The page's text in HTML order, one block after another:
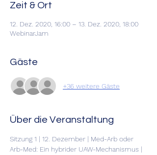
Zeit & Ort
12. Dez. 2020, 16:00 – 13. Dez. 2020, 18:00
WebinarJam
Gäste
+36 weitere Gäste
Über die Veranstaltung
Sitzung 1 | 12. Dezember | Med-Arb oder
Arb-Med: Ein hybrider UAW-Mechanismus |